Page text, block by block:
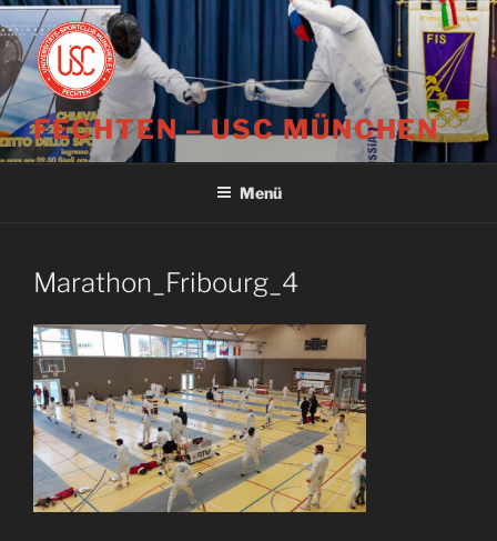
Zum
Inhalt
springen
FECHTEN – USC MÜNCHEN
Menü
Marathon_Fribourg_4